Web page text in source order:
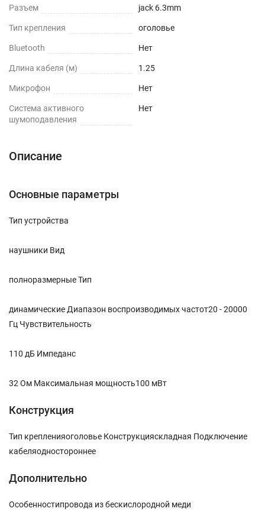
Разъем jack 6.3mm
Тип крепления оголовье
Bluetooth Нет
Длина кабеля (м) 1.25
Микрофон Нет
Cистема активного
шумоподавления
Нет
Описание
Основные параметры
Тип устройства
наушники Вид
полноразмерныеТип
динамические Диапазон воспроизводимых частот20 - 20000
Гц Чувствительность
110 дБ Импеданс
32 Ом Максимальная мощность100 мВт
Конструкция
Тип крепленияоголовье Конструкцияскладная Подключение
кабеляодностороннее
Дополнительно
Особенностипровода из бескислородной меди